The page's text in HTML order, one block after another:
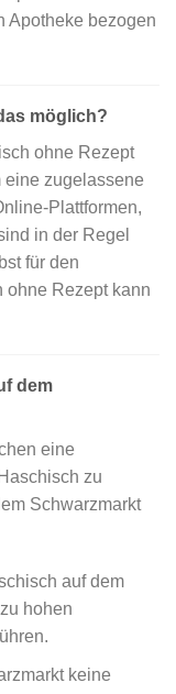
Apotheke bezogen
möglich?
ohne Rezept
eine zugelassene
Plattformen,
in der Regel
für den
ohne Rezept kann
dem
eine
zu
Schwarzmarkt
auf dem
hohen
keine